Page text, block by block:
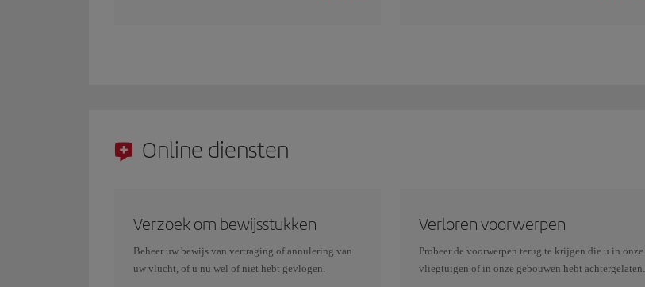
Online diensten
Verzoek om bewijsstukken
Beheer uw bewijs van vertraging of annulering van
uw vlucht, of u nu wel of niet hebt gevlogen.
Verloren voorwerpen
Probeer de voorwerpen terug te krijgen die u in onze
vliegtuigen of in onze gebouwen hebt achtergelaten.